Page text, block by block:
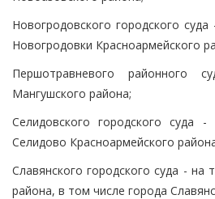
Новогродовского городского
Новогродовки Красноармейского
Першотравневого районного
Мангушского района;
Селидовского городского суда
Селидово Красноармейского
Славянского городского суда - на
района, в том числе города